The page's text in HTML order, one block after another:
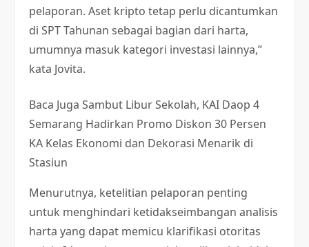
pelaporan. Aset kripto tetap perlu dicantumkan
di SPT Tahunan sebagai bagian dari harta,
umumnya masuk kategori investasi lainnya,”
kata Jovita.
Baca Juga Sambut Libur Sekolah, KAI Daop 4
Semarang Hadirkan Promo Diskon 30 Persen
KA Kelas Ekonomi dan Dekorasi Menarik di
Stasiun
Menurutnya, ketelitian pelaporan penting
untuk menghindari ketidakseimbangan analisis
harta yang dapat memicu klarifikasi otoritas